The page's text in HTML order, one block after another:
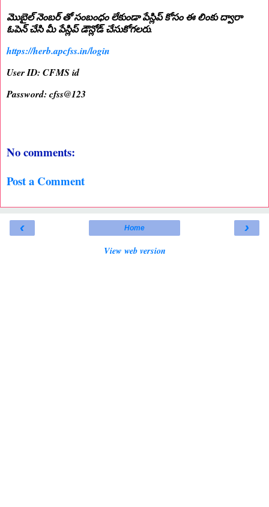
మొబైల్ నెంబర్ తో సంబంధం లేకుండా పేస్లిప్ కోసం ఈ లింకు ద్వారా
ఓపెన్ చేసి మీ పేస్లిప్ డౌన్లోడ్ చేసుకోగలరు.
https://herb.apcfss.in/login
User ID: CFMS id
Password: cfss@123
No comments:
Post a Comment
‹ ›
Home
View web version